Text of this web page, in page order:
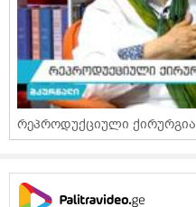
რეპროდუქციული ქირურგია